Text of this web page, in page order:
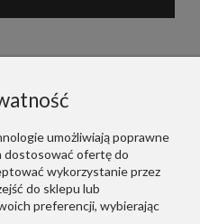
umożliwiają poprawne
dostosować ofertę do
wykorzystanie przez
do sklepu lub
preferencji, wybierając